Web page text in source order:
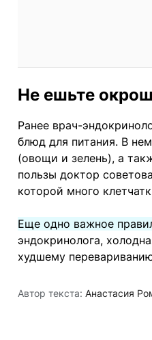
Не ешьте
Ранее врач-
блюд для питания. В
(овощи и зелень), а
пользы доктор
которой много
Еще одно важное
эндокринолога,
худшему
Автор текста: Анастасия